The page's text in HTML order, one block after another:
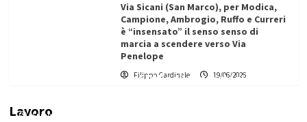
Via Sicani (San Marco), per Modica,
Campione, Ambrogio, Ruffo e Curreri
è “insensato” il senso senso di
marcia a scendere verso Via
Penelope
Filippo Cardinale 19/06/2026
Lavoro
Filo di molibdeno per EDM a filo: prestazioni,
Filippo Cardinale